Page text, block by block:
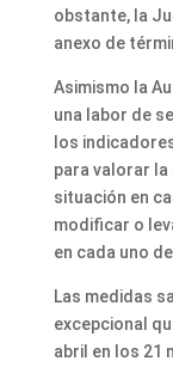
obstante, la
anexo de
Asimismo la
una labor de
los
para valorar la
situación en
modificar o
en cada uno
Las medidas
excepcional
abril en los 21